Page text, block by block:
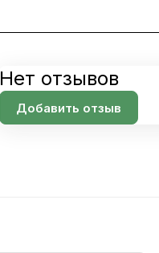
Нет отзывов
Добавить отзыв